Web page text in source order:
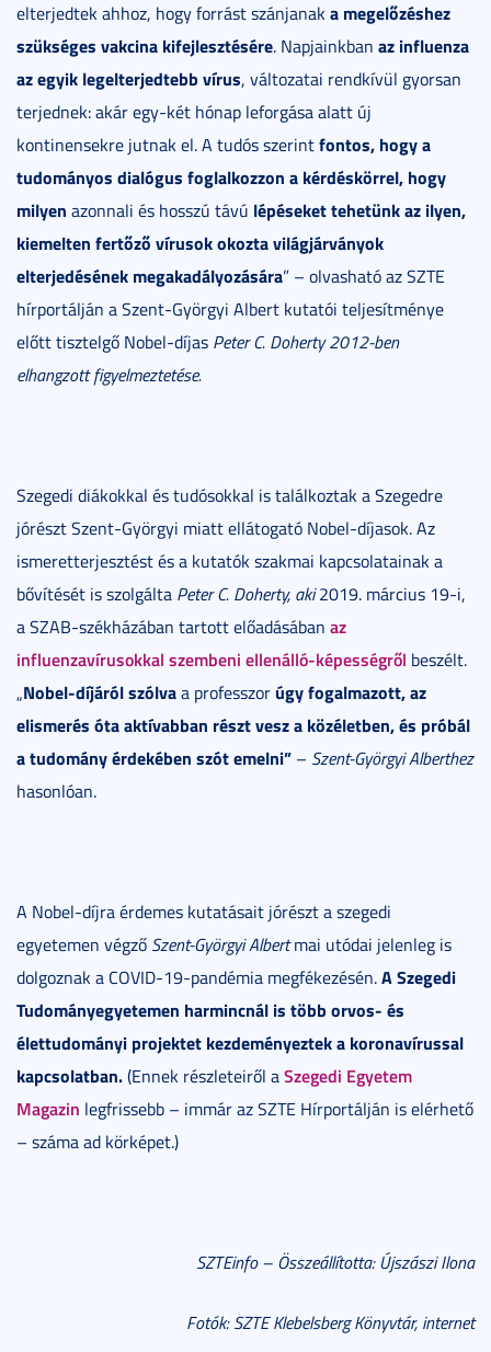
elterjedtek ahhoz, hogy forrást szánjanaka megelőzéshez
szükséges vakcina kifejlesztésére. Napjainkban az influenza
az egyik legelterjedtebb vírus, változatai rendkívül gyorsan
terjednek: akár egy-két hónap leforgása alatt új
kontinensekre jutnak el. A tudós szerintfontos, hogy a
tudományos dialógus foglalkozzon a kérdéskörrel, hogy
milyen azonnali és hosszú távú lépéseket tehetünk az ilyen,
kiemelten fertőző vírusok okozta világjárványok
elterjedésének megakadályozására” – olvasható az SZTE
hírportálján a Szent-Györgyi Albert kutatói teljesítménye
előtt tisztelgő Nobel-díjas Peter C. Doherty 2012-ben
elhangzott figyelmeztetése.
Szegedi diákokkal és tudósokkal is találkoztak a Szegedre
jórészt Szent-Györgyi miatt ellátogató Nobel-díjasok. Az
ismeretterjesztést és a kutatók szakmai kapcsolatainak a
bővítését is szolgálta Peter C. Doherty, aki2019. március 19-i,
a SZAB-székházában tartott előadásában az
influenzavírusokkal szembeni ellenálló-képességről beszélt.
„Nobel-díjáról szólvaa professzorúgy fogalmazott, az
elismerés óta aktívabban részt vesz a közéletben, és próbál
a tudomány érdekében szót emelni” – Szent-Györgyi Alberthez
hasonlóan.
A Nobel-díjra érdemes kutatásait jórészt a szegedi
egyetemen végző Szent-Györgyi Albertmai utódai jelenleg is
dolgoznak a COVID-19-pandémia megfékezésén.A Szegedi
Tudományegyetemen harmincnál is több orvos- és
élettudományi projektet kezdeményeztek a koronavírussal
kapcsolatban.(Ennek részleteiről aSzegedi Egyetem
Magazin legfrissebb – immár az SZTE Hírportálján is elérhető
– száma ad körképet.)
SZTEinfo – Összeállította: Újszászi Ilona
Fotók: SZTE Klebelsberg Könyvtár, internet